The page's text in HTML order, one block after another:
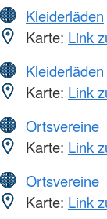
Kleiderläden
Karte: Link
Kleiderläden
Karte: Link
Ortsvereine
Karte: Link
Ortsvereine
Karte: Link